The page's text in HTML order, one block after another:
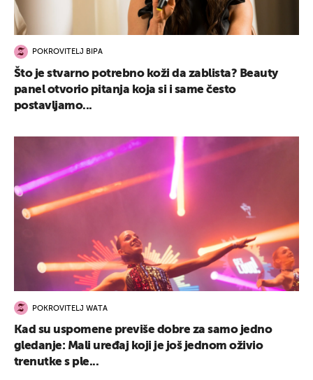
POKROVITELJ BIPA
Što je stvarno potrebno koži da zablista? Beauty
panel otvorio pitanja koja si i same često
postavljamo...
POKROVITELJ WATA
Kad su uspomene previše dobre za samo jedno
gledanje: Mali uređaj koji je još jednom oživio
trenutke s ple...